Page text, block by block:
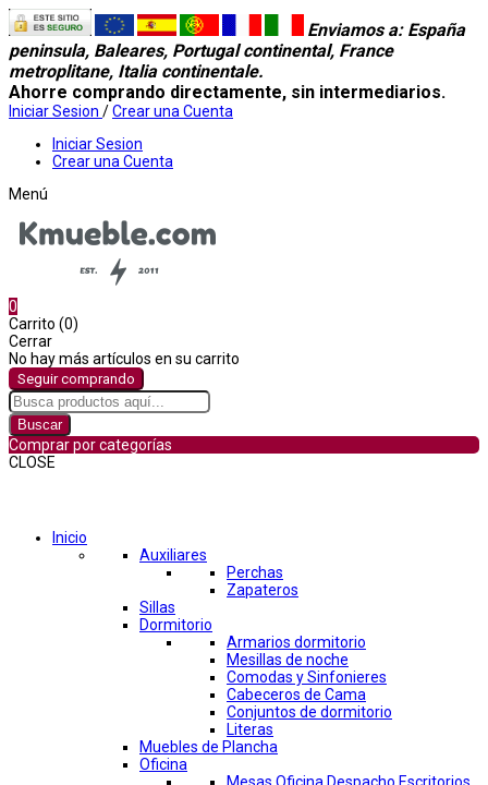
Enviamos a: España
peninsula, Baleares, Portugal continental, France
metroplitane, Italia continentale.
Ahorre comprando directamente, sin intermediarios.
Iniciar Sesion /Crear una Cuenta
Iniciar Sesion
Crear una Cuenta
Menú
0
Carrito (0)
Cerrar
No hay más artículos en su carrito
Seguir comprando
Buscar
Comprar por categorías
CLOSE
Inicio
Auxiliares
Perchas
Zapateros
Sillas
Dormitorio
Armarios dormitorio
Mesillas de noche
Comodas y Sinfonieres
Cabeceros de Cama
Conjuntos de dormitorio
Literas
Muebles de Plancha
Oficina